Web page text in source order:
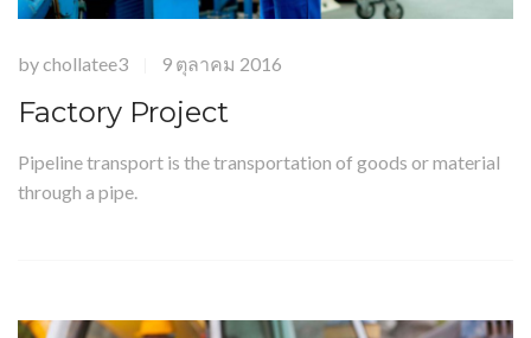
bychollatee3 9 ตุลาคม 2016
Factory Project
Pipeline transport is the transportation of goods or material
through a pipe.